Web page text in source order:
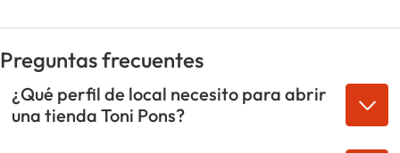
Preguntas frecuentes
¿Qué perfil de local necesito para abrir
una tienda Toni Pons?